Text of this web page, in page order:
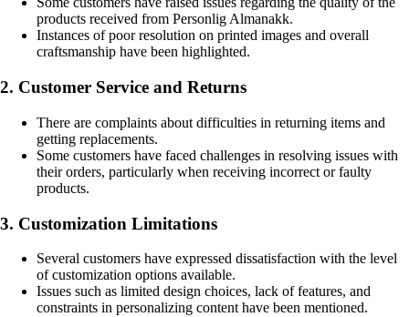
products received from Personlig Almanakk.
Instances of poor resolution on printed images and overall
craftsmanship have been highlighted.
2. Customer Service and Returns
There are complaints about difficulties in returning items and
getting replacements.
Some customers have faced challenges in resolving issues with
their orders, particularly when receiving incorrect or faulty
products.
3. Customization Limitations
Several customers have expressed dissatisfaction with the level
of customization options available.
Issues such as limited design choices, lack of features, and
constraints in personalizing content have been mentioned.